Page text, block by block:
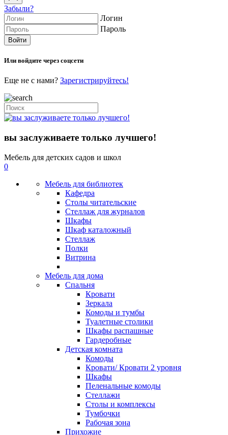
Забыли?
Логин
Пароль
Или войдите через соцсети
Еще не с нами? Зарегистрируйтесь!
вы заслуживаете только лучшего!
Мебель для детских садов и школ
0
Мебель для библиотек
Кафедра
Столы читательские
Стеллаж для журналов
Шкафы
Шкаф каталожный
Стеллаж
Полки
Витрина
Мебель для дома
Спальня
Кровати
Зеркала
Комоды и тумбы
Туалетные столики
Шкафы распашные
Гардеробные
Детская комната
Комоды
Кровати/ Кровати 2 уровня
Шкафы
Пеленальные комоды
Стеллажи
Столы и комплексы
Тумбочки
Рабочая зона
Прихожие